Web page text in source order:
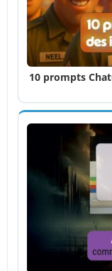
10 prompts